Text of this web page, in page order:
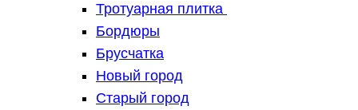
Тротуарная плитка
Бордюры
Брусчатка
Новый город
Старый город